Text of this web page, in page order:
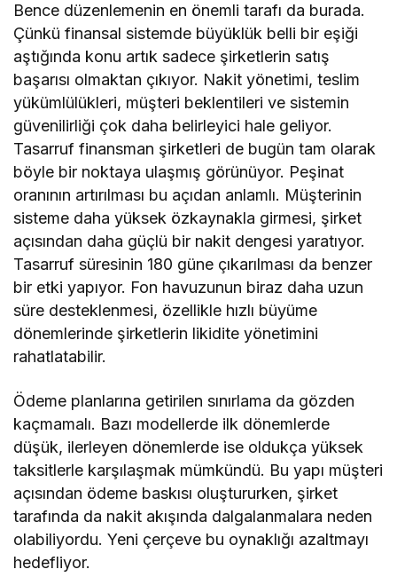
Bence düzenlemenin en önemli tarafı da bu­rada.
Çünkü finansal sistemde büyüklük belli bir eşiği
aştığında konu artık sadece şirketlerin satış
başarısı olmaktan çıkıyor. Nakit yönetimi, teslim
yükümlülükleri, müşteri beklentileri ve sistemin
güvenilirliği çok daha belirleyici hale geliyor.
Tasarruf finansman şirketleri de bugün tam olarak
böyle bir noktaya ulaşmış görünü­yor. Peşinat
oranının artırılması bu açıdan an­lamlı. Müşterinin
sisteme daha yüksek özkay­nakla girmesi, şirket
açısından daha güçlü bir nakit dengesi yaratıyor.
Tasarruf süresinin 180 güne çıkarılması da benzer
bir etki yapıyor. Fon havuzunun biraz daha uzun
süre desteklenme­si, özellikle hızlı büyüme
dönemlerinde şirket­lerin likidite yönetimini
rahatlatabilir.
Ödeme planlarına getirilen sınırlama da göz­den
kaçmamalı. Bazı modellerde ilk dönem­lerde
düşük, ilerleyen dönemlerde ise oldukça yüksek
taksitlerle karşılaşmak mümkündü. Bu yapı müşteri
açısından ödeme baskısı oluştu­rurken, şirket
tarafında da nakit akışında dal­galanmalara neden
olabiliyordu. Yeni çerçeve bu oynaklığı azaltmayı
hedefliyor.